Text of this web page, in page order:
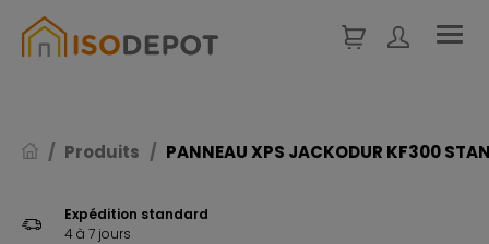
Produits PANNEAU XPS JACKODUR KF300
Expédition standard
4 à 7 jours